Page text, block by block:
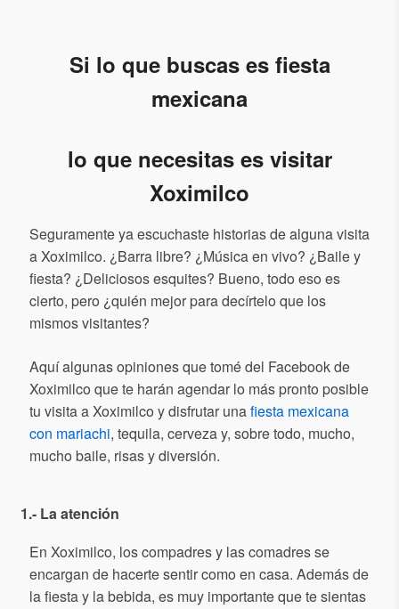
Si lo que buscas es fiesta
mexicana
lo que necesitas es visitar
Xoximilco
Seguramente ya escuchaste historias de alguna visita
a Xoximilco. ¿Barra libre? ¿Música en vivo? ¿Baile y
fiesta? ¿Deliciosos esquites? Bueno, todo eso es
cierto, pero ¿quién mejor para decírtelo que los
mismos visitantes?
Aquí algunas opiniones que tomé del Facebook de
Xoximilco que te harán agendar lo más pronto posible
tu visita a Xoximilco y disfrutar unafiesta mexicana
con mariachi, tequila, cerveza y, sobre todo, mucho,
mucho baile, risas y diversión.
1.- La atención
En Xoximilco, los compadres y las comadres se
encargan de hacerte sentir como en casa. Además de
la fiesta y la bebida, es muy importante que te sientas